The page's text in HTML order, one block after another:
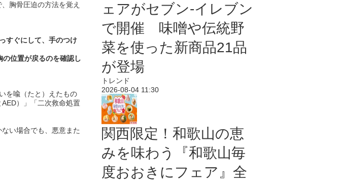
胸骨圧迫の方法を覚え
すぐにして、手のつけ
位置が戻るのを確認し
を喩（たと）えたもの
）」「二次救命処置
い場合でも、悪意また
ェアがセブン-イレブン
で開催 味噌や伝統野
菜を使った新商品21品
が登場
トレンド
2026-08-04 11:30
関西限定！和歌山の恵
みを味わう『和歌山毎
度おおきにフェア』全